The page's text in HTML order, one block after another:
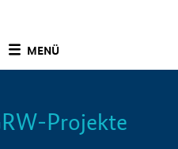
MENÜ
Info
Projekte